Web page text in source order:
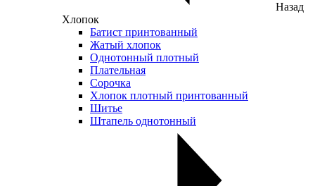
Назад
Хлопок
Батист принтованный
Жатый хлопок
Однотонный плотный
Плательная
Сорочка
Хлопок плотный принтованный
Шитье
Штапель однотонный